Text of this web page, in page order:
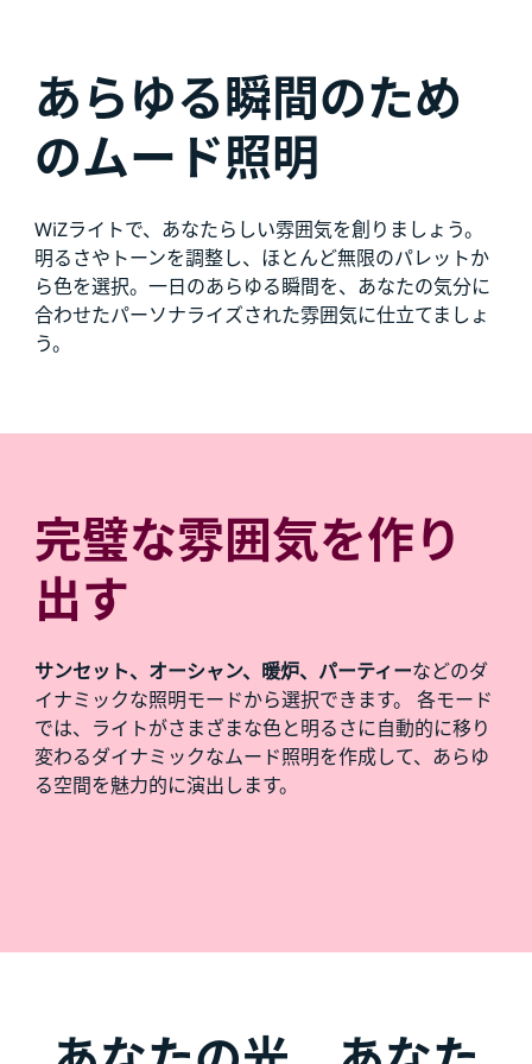
あらゆる瞬間のため
のムード照明
WiZライトで、あなたらしい雰囲気を創りましょう。
明るさやトーンを調整し、ほとんど無限のパレットか
ら色を選択。一日のあらゆる瞬間を、あなたの気分に
合わせたパーソナライズされた雰囲気に仕立てましょ
う。
完璧な雰囲気を作り
出す
サンセット、オーシャン、暖炉、パーティーなどのダ
イナミックな照明モードから選択できます。 各モード
では、ライトがさまざまな色と明るさに自動的に移り
変わるダイナミックなムード照明を作成して、あらゆ
る空間を魅力的に演出します。